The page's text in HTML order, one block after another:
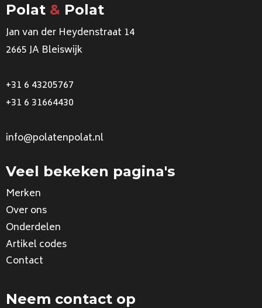
Polat & Polat
Jan van der Heydenstraat 14
2665 JA Bleiswijk
+31 6 43205767
+31 6 31664430
info@polatenpolat.nl
Veel bekeken pagina's
Merken
Over ons
Onderdelen
Artikel codes
Contact
Neem contact op